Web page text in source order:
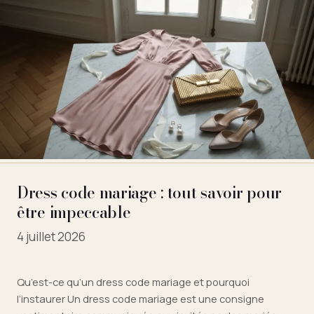
Dress code mariage : tout savoir pour
être impeccable
4 juillet 2026
Qu’est-ce qu’un dress code mariage et pourquoi
l’instaurer Un dress code mariage est une consigne